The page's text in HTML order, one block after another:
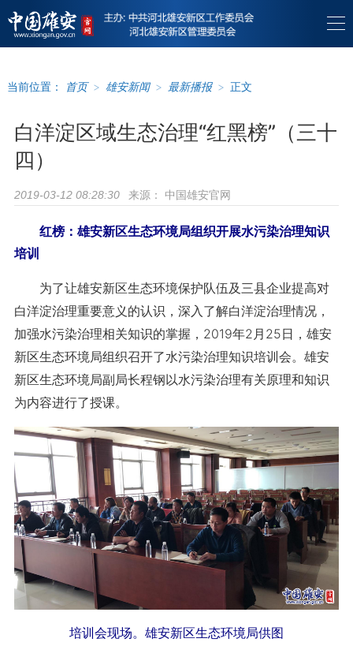
当前位置： 首页 > 雄安新闻 > 最新播报 > 正文
白洋淀区域生态治理“红黑榜”（三十
四）
2019-03-12 08:28:30 来源： 中国雄安官网
红榜：雄安新区生态环境局组织开展水污染治理知识
培训
为了让雄安新区生态环境保护队伍及三县企业提高对
白洋淀治理重要意义的认识，深入了解白洋淀治理情况，
加强水污染治理相关知识的掌握，2019年2月25日，雄安
新区生态环境局组织召开了水污染治理知识培训会。雄安
新区生态环境局副局长程钢以水污染治理有关原理和知识
为内容进行了授课。
培训会现场。雄安新区生态环境局供图